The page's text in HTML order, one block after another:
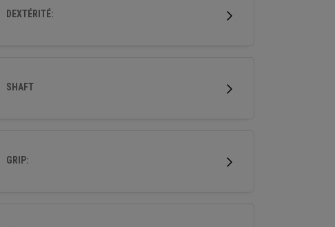
et de contrôle de coup, ce qui en fait un choix fiable
DEXTÉRITÉ:
SHAFT
GRIP: